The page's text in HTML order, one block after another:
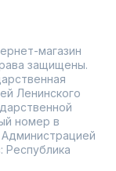
магазин
защищены.
Ленинского
номер в
Республика